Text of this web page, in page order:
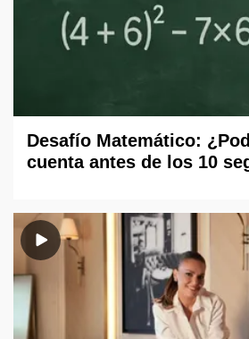
Desafío Matemático:
cuenta antes de los 10